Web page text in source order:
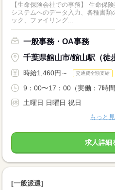
【生命保険会社での事務】 生命保
システムへのデータ入力、各種書類
ック、ファイリング...
一般事務・OA事務
千葉県館山市/館山駅（徒
時給1,460円～ 交通費全額支給
9：00〜17：00（実働：7時
土曜日 日曜日 祝日
もっと
求人詳細
[一般派遣]